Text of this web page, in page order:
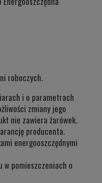
roboczych.
i o parametrach
zmiany jego
nie zawiera żarówek.
producenta.
energooszczędnymi
w pomieszczeniach o